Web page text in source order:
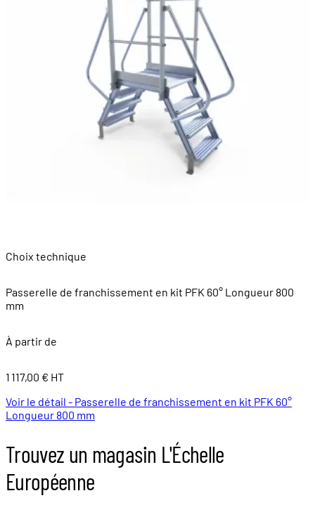
Choix technique
Passerelle de franchissement en kit PFK 60° Longueur 800
mm
À partir de
1 117,00 € HT
Voir le détail - Passerelle de franchissement en kit PFK 60°
Longueur 800 mm
Trouvez un magasin L'Échelle
Européenne